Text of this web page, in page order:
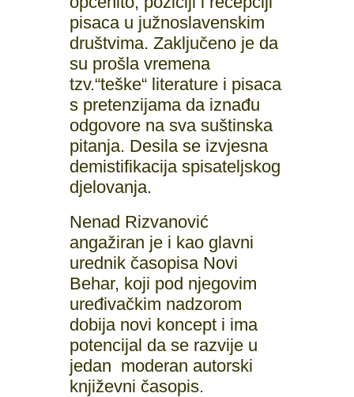
pisaca u južnoslavenskim
društvima. Zaključeno je da
su prošla vremena
tzv.“teške“ literature i pisaca
s pretenzijama da iznađu
odgovore na sva suštinska
pitanja. Desila se izvjesna
demistifikacija spisateljskog
djelovanja.
Nenad Rizvanović
angažiran je i kao glavni
urednik časopisa Novi
Behar, koji pod njegovim
uređivačkim nadzorom
dobija novi koncept i ima
potencijal da se razvije u
jedan moderan autorski
književni časopis.